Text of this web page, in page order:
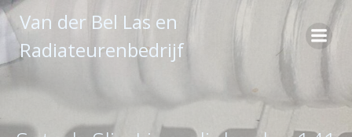
Ga
naar
inhoud
Van der Bel Las en
Radiateurenbedrijf